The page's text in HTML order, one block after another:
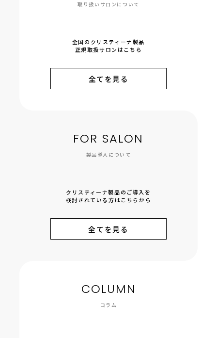
取り扱いサロンについて
全国のクリスティーナ製品
正規取扱サロンはこちら
全てを見る
FOR SALON
製品導入について
クリスティーナ製品のご導入を
検討されている方はこちらから
全てを見る
COLUMN
コラム